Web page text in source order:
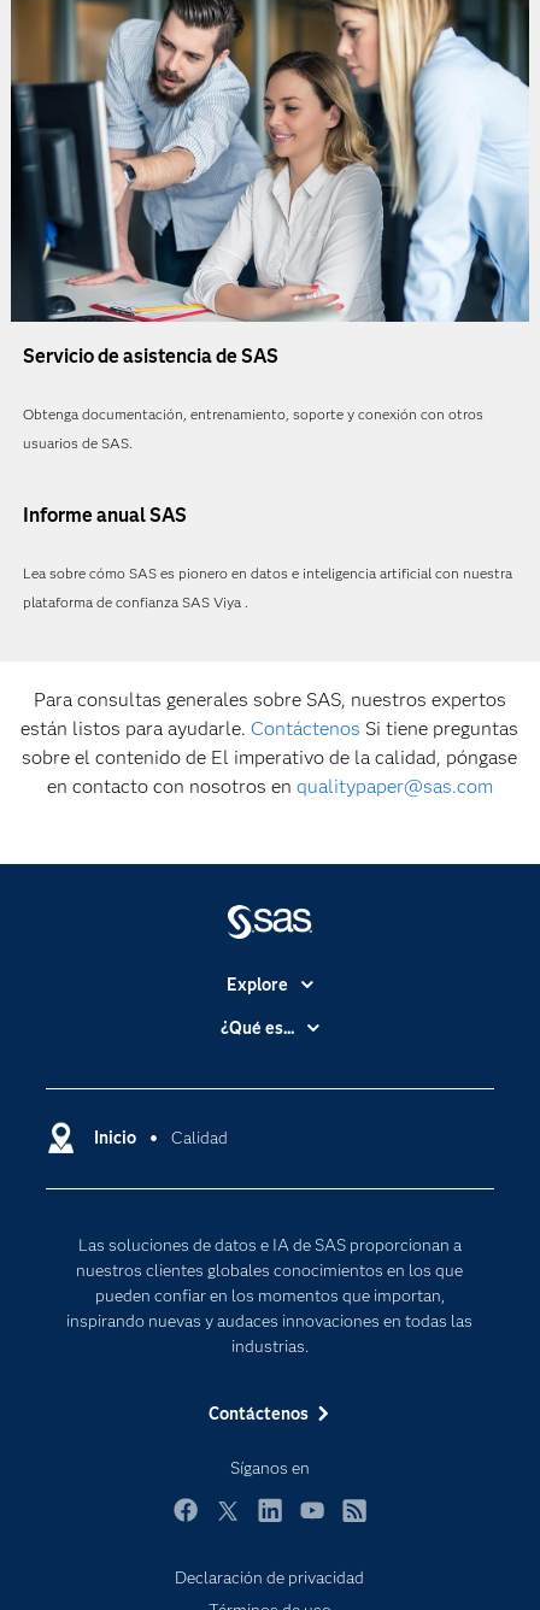
Servicio de asistencia de SAS
Obtenga documentación, entrenamiento, soporte y conexión con otros
usuarios de SAS.
Informe anual SAS
Lea sobre cómo SAS es pionero en datos e inteligencia artificial con nuestra
plataforma de confianza SAS Viya .
Para consultas generales sobre SAS, nuestros expertos
están listos para ayudarle.Contáctenos Si tiene preguntas
sobre el contenido de El imperativo de la calidad, póngase
en contacto con nosotros en qualitypaper@sas.com
Inicio Calidad
Las soluciones de datos e IA de SAS proporcionan a
nuestros clientes globales conocimientos en los que
pueden confiar en los momentos que importan,
inspirando nuevas y audaces innovaciones en todas las
industrias.
Contáctenos
Síganos en
Explore
Accesibilidad
Compañía
Comunidades
Documentación
Estudiantes
Eventos
Industrias
Mi SAS
Probar / Comprar
¿Qué es...
Cloud Computing
Declaración de privacidad